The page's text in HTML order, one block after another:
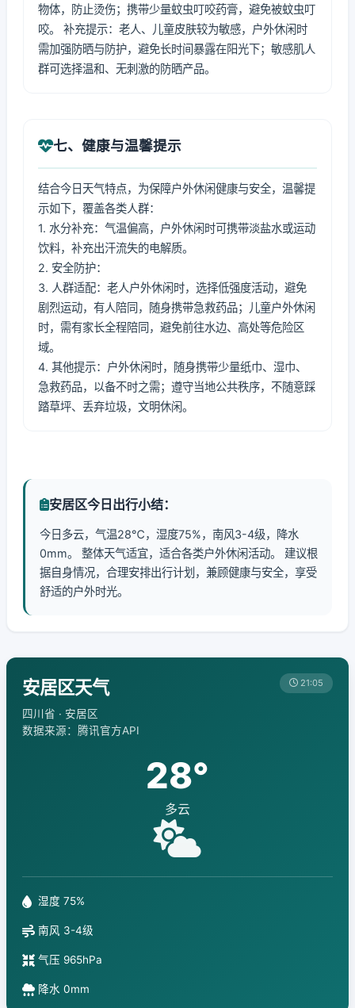
物体，防止烫伤；携带少量蚊虫叮咬药膏，避免被蚊虫叮
咬。 补充提示：老人、儿童皮肤较为敏感，户外休闲时
需加强防晒与防护，避免长时间暴露在阳光下；敏感肌人
群可选择温和、无刺激的防晒产品。
七、健康与温馨提示
结合今日天气特点，为保障户外休闲健康与安全，温馨提
示如下，覆盖各类人群：
1. 水分补充：气温偏高，户外休闲时可携带淡盐水或运动
饮料，补充出汗流失的电解质。
2. 安全防护：
3. 人群适配：老人户外休闲时，选择低强度活动，避免
剧烈运动，有人陪同，随身携带急救药品；儿童户外休闲
时，需有家长全程陪同，避免前往水边、高处等危险区
域。
4. 其他提示：户外休闲时，随身携带少量纸巾、湿巾、
急救药品，以备不时之需；遵守当地公共秩序，不随意踩
踏草坪、丢弃垃圾，文明休闲。
安居区今日出行小结：
今日多云，气温28℃，湿度75%，南风3-4级，降水
0mm。 整体天气适宜，适合各类户外休闲活动。 建议根
据自身情况，合理安排出行计划，兼顾健康与安全，享受
舒适的户外时光。
安居区天气
四川省 · 安居区
数据来源：腾讯官方API
21:05
28°
多云
湿度 75%
南风 3-4级
气压 965hPa
降水 0mm